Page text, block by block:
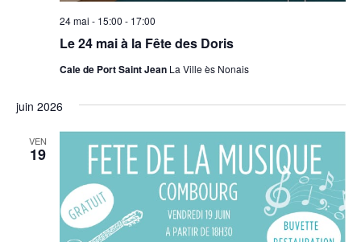
Le 24 mai à la Fête des Doris
24 mai - 15:00 - 17:00
Cale de Port Saint Jean La Ville ès Nonais
juin 2026
VEN
19